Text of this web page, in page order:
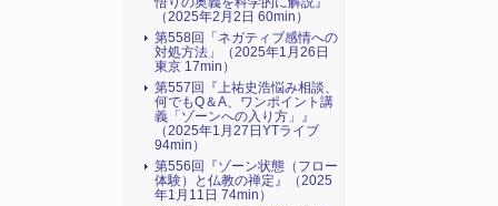
（2025年2月2日 60min）
第558回「ネガティブ感情への
対処方法」（2025年1月26日
東京 17min）
第557回『上祐史浩悩み相談、
何でもQ＆A、ワンポイント講
義「ゾーンへの入り方」』
（2025年1月27日YTライブ
94min）
第556回『ゾーン状態（フロー
体験）と仏教の禅定』（2025
年1月11日 74min）